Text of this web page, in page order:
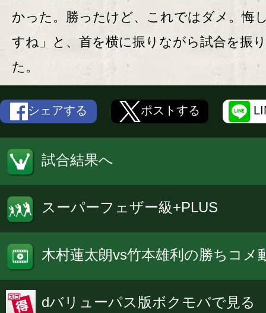
かった。勝ったけど、これではダメ。悔
すね」と、首を横に振りながら試合を振
た。
シェアする ポストする
試合結果へ
スーパーフェザー級+PLUS
木村蓮太朗vs竹本雄利の勝ちコメ
dバリューパス版ボクモバで見る